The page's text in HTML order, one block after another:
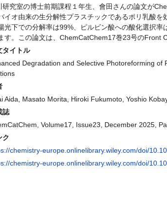
研究室の博士前期課程１年生、會田さんの論文が
イオ由来の生分解性プラスチックであるポリ乳酸
光下での分解率は99%、ピルビン酸への酸化選択
す。この論文は、ChemCatChem17巻23号のFront
タイトル
Degradation and Selective Photoreforming of
Aida, Masato Morita, Hiroki Fukumoto, Yoshio
誌
Volume17, Issue23, December 2025,
ク
chemistry-europe.onlinelibrary.wiley.com/doi/
chemistry-europe.onlinelibrary.wiley.com/doi/